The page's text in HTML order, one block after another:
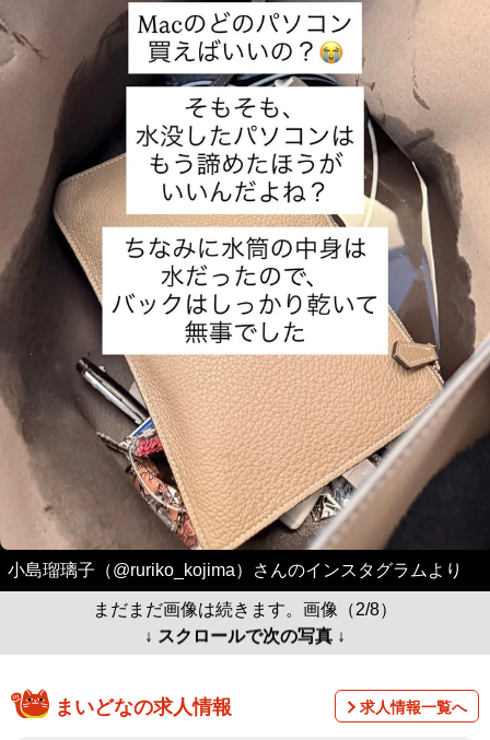
小島瑠璃子（@ruriko_kojima）さんのインスタグラムより
まだまだ画像は続きます。画像（2/8）
↓ スクロールで次の写真 ↓
まいどなの求人情報 求人情報一覧へ